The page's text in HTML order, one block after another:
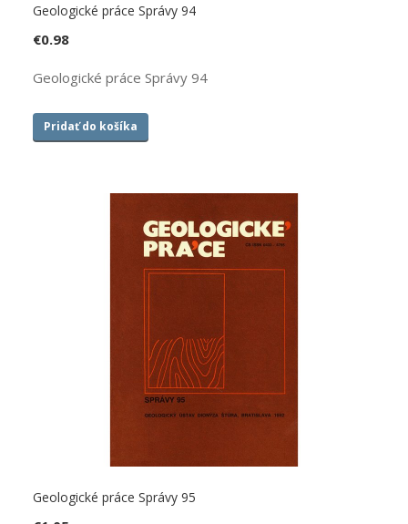
Geologické práce Správy 94
€0.98
Geologické práce Správy 94
Pridať do košíka
Geologické práce Správy 95